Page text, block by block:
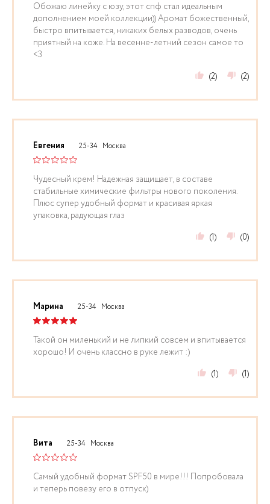
Обожаю линейку с юзу, этот спф стал идеальным
дополнением моей коллекции)) Аромат божественный,
быстро впитывается, никаких белых разводов, очень
приятный на коже. На весенне-летний сезон самое то
<3
(2)
(2)
Евгения 25-34 Москва
Чудесный крем! Надежная защищает, в составе
стабильные химические фильтры нового поколения.
Плюс супер удобный формат и красивая яркая
упаковка, радующая глаз
(1)
(0)
Марина 25-34 Москва
Такой он миленький и не липкий совсем и впитывается
хорошо! И очень классно в руке лежит :)
(1)
(1)
Вита 25-34 Москва
Самый удобный формат SPF50 в мире!!! Попробовала
и теперь повезу его в отпуск)